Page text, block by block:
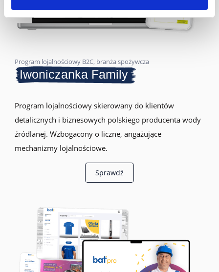
Program lojalnościowy B2C, branża spożywcza
Iwoniczanka Family
Program lojalnościowy skierowany do klientów
detalicznych i biznesowych polskiego producenta wody
źródlanej. Wzbogacony o liczne, angażujące
mechanizmy lojalnościowe.
Sprawdź